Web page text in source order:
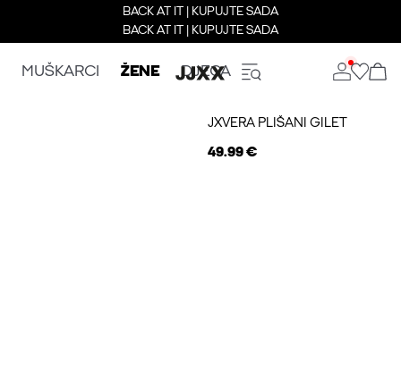
BACK AT IT | KUPUJTE SADA
BACK AT IT | KUPUJTE SADA
MUŠKARCI ŽENE DJECA
JXVERA PLIŠANI GILET
49.99 €